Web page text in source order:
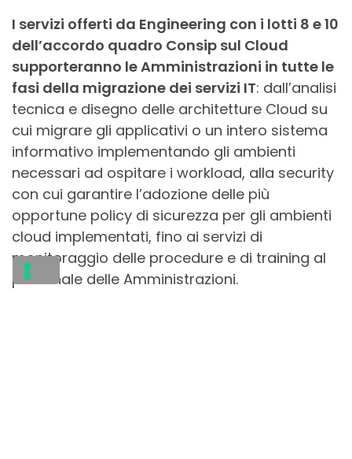
I servizi offerti da Engineering con i lotti 8 e 10
dell’accordo quadro Consip sul Cloud
supporteranno le Amministrazioni in tutte le
fasi della migrazione dei servizi IT: dall’analisi
tecnica e disegno delle architetture Cloud su
cui migrare gli applicativi o un intero sistema
informativo implementando gli ambienti
necessari ad ospitare i workload, alla security
con cui garantire l’adozione delle più
opportune policy di sicurezza per gli ambienti
cloud implementati, fino ai servizi di
monitoraggio delle procedure e di training al
personale delle Amministrazioni.